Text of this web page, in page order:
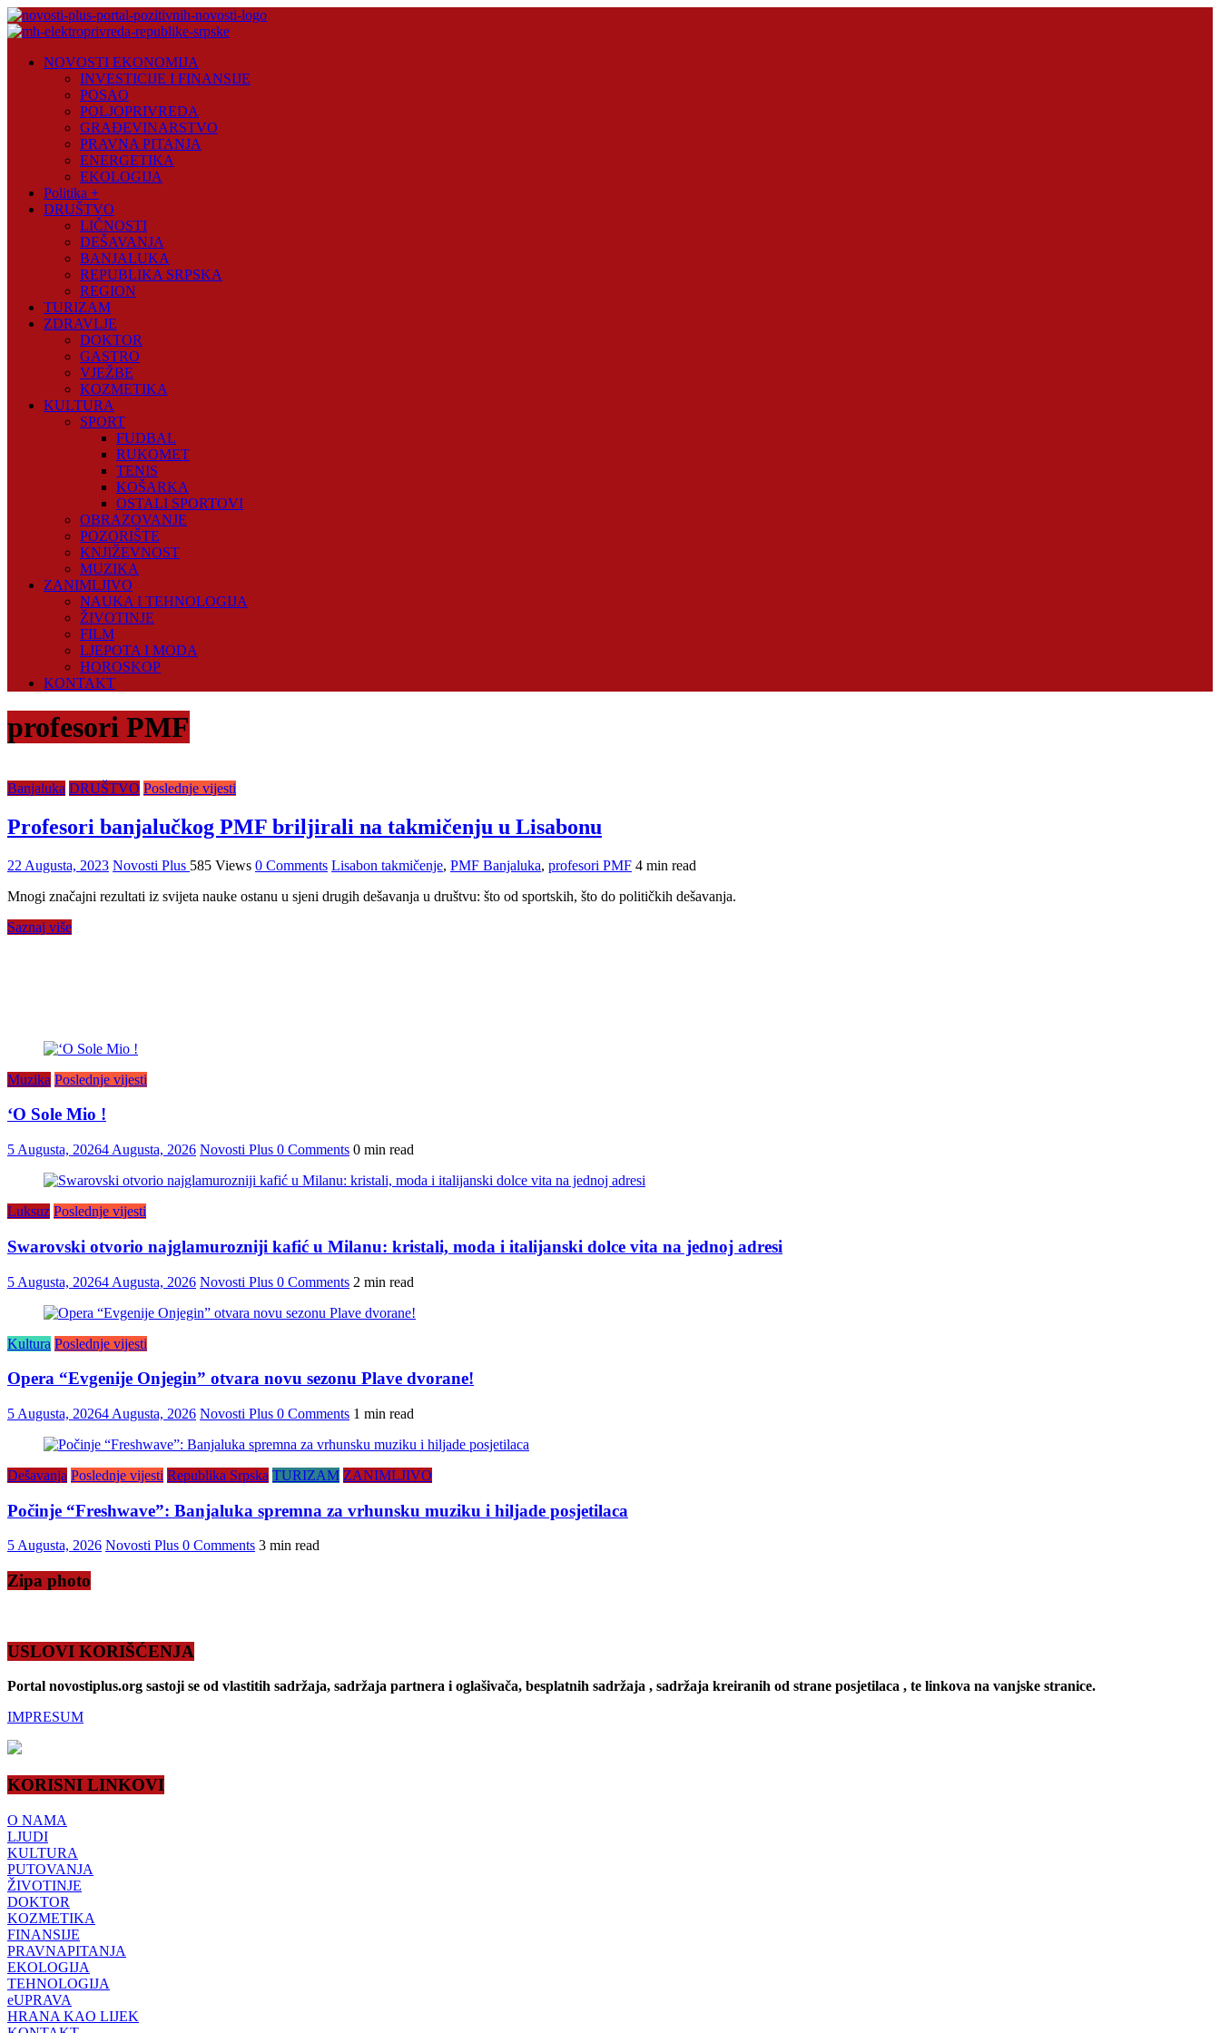
Skip
to
Plus
NOVOSTI EKONOMIJA
INVESTICIJE I FINANSIJE
POSAO
POLJOPRIVREDA
GRAĐEVINARSTVO
PRAVNA PITANJA
ENERGETIKA
EKOLOGIJA
Politika +
DRUŠTVO
LIČNOSTI
DEŠAVANJA
BANJALUKA
REPUBLIKA SRPSKA
REGION
TURIZAM
ZDRAVLJE
DOKTOR
GASTRO
VJEŽBE
KOZMETIKA
KULTURA
SPORT
FUDBAL
RUKOMET
TENIS
KOŠARKA
OSTALI SPORTOVI
OBRAZOVANJE
POZORIŠTE
KNJIŽEVNOST
MUZIKA
ZANIMLJIVO
NAUKA I TEHNOLOGIJA
ŽIVOTINJE
FILM
LJEPOTA I MODA
HOROSKOP
KONTAKT
profesori PMF
Banjaluka DRUŠTVO Poslednje vijesti
Profesori banjalučkog PMF briljirali na takmičenju u Lisabonu
22 Augusta, 2023 Novosti Plus 585 Views 0 Comments Lisabon takmičenje, PMF Banjaluka, profesori PMF 4 min read
Mnogi značajni rezultati iz svijeta nauke ostanu u sjeni drugih dešavanja u društvu: što od sportskih, što do političkih dešavanja.
Saznaj više
Muzika Poslednje vijesti
‘O Sole Mio !
5 Augusta, 20264 Augusta, 2026 Novosti Plus 0 Comments 0 min read
Luksuz Poslednje vijesti
Swarovski otvorio najglamurozniji kafić u Milanu: kristali, moda i italijanski dolce vita na jednoj adresi
5 Augusta, 20264 Augusta, 2026 Novosti Plus 0 Comments 2 min read
Kultura Poslednje vijesti
Opera “Evgenije Onjegin” otvara novu sezonu Plave dvorane!
5 Augusta, 20264 Augusta, 2026 Novosti Plus 0 Comments 1 min read
Dešavanja Poslednje vijesti Republika Srpska TURIZAM ZANIMLJIVO
Počinje “Freshwave”: Banjaluka spremna za vrhunsku muziku i hiljade posjetilaca
5 Augusta, 2026 Novosti Plus 0 Comments 3 min read
Zipa photo
USLOVI KORIŠĆENJA
Portal novostiplus.org sastoji se od vlastitih sadržaja, sadržaja partnera i oglašivača, besplatnih sadržaja , sadržaja kreiranih od strane posjetilaca , te linkova na vanjske stranice.
IMPRESUM
KORISNI LINKOVI
O NAMA
LJUDI
KULTURA
PUTOVANJA
ŽIVOTINJE
DOKTOR
KOZMETIKA
FINANSIJE
PRAVNAPITANJA
EKOLOGIJA
TEHNOLOGIJA
eUPRAVA
HRANA KAO LIJEK